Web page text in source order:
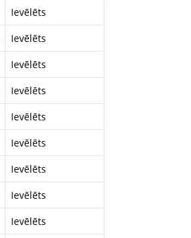
Ievēlēts
Ievēlēts
Ievēlēts
Ievēlēts
Ievēlēts
Ievēlēts
Ievēlēts
Ievēlēts
Ievēlēts